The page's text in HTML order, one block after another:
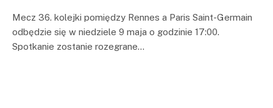
Mecz 36. kolejki pomiędzy Rennes a Paris Saint-Germain
odbędzie się w niedziele 9 maja o godzinie 17:00.
Spotkanie zostanie rozegrane…